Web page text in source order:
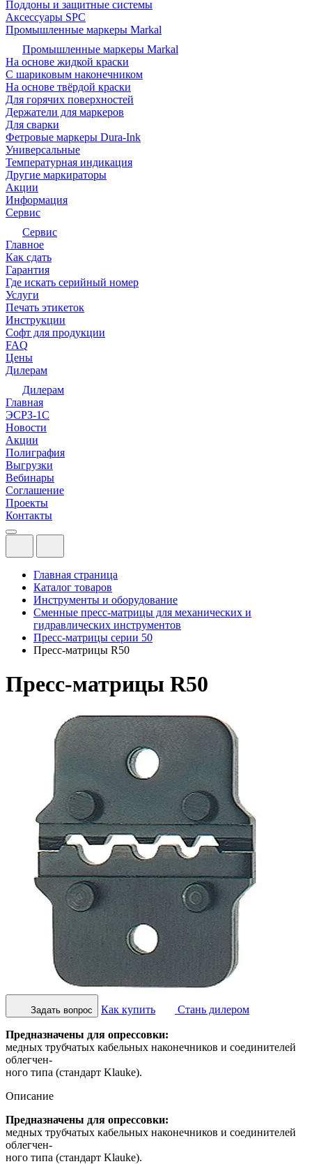
Поддоны и защитные системы
Аксессуары SPC
Промышленные маркеры Markal
Промышленные маркеры Markal
На основе жидкой краски
С шариковым наконечником
На основе твёрдой краски
Для горячих поверхностей
Держатели для маркеров
Для сварки
Фетровые маркеры Dura-Ink
Универсальные
Температурная индикация
Другие маркираторы
Акции
Информация
Сервис
Сервис
Главное
Как сдать
Гарантия
Где искать серийный номер
Услуги
Печать этикеток
Инструкции
Софт для продукции
FAQ
Цены
Дилерам
Дилерам
Главная
ЭСРЗ-1С
Новости
Акции
Полиграфия
Выгрузки
Вебинары
Соглашение
Проекты
Контакты
Главная страница
Каталог товаров
Инструменты и оборудование
Сменные пресс-матрицы для механических и
гидравлических инструментов
Пресс-матрицы серии 50
Пресс-матрицы R50
Пресс-матрицы R50
Задать вопрос Как купить Стань дилером
Предназначены для опрессовки:
медных трубчатых кабельных наконечников и соединителей
облегчен-
ного типа (стандарт Klauke).
Описание
Предназначены для опрессовки:
медных трубчатых кабельных наконечников и соединителей
облегчен-
ного типа (стандарт Klauke).